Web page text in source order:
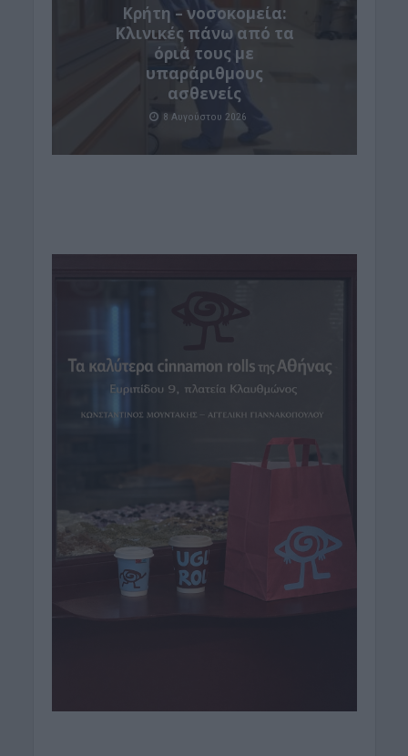
Κρήτη – νοσοκομεία:
Κλινικές πάνω από τα
όριά τους με
υπαράριθμους
ασθενείς
8 Αυγούστου 2026